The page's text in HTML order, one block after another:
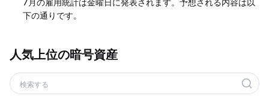
7月の雇用統計は金曜日に発表されます。予想される内容は以
下の通りです。
人気上位の暗号資産
検索する